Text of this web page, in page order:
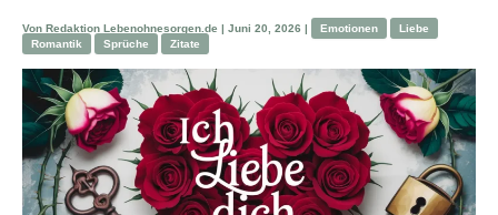
Von Redaktion Lebenohnesorgen.de | Juni 20, 2026 | Emotionen
Liebe
Romantik
Sprüche Zitate